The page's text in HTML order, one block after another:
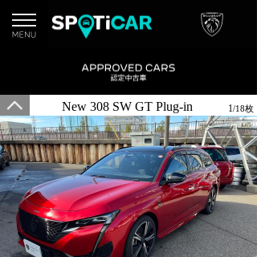
New 308 SW GT Plug-in
HYBRID
1/18枚